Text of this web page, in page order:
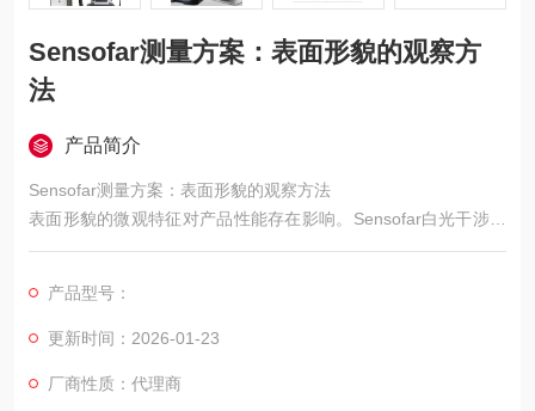
Sensofar测量方案：表面形貌的观察方
法
产品简介
Sensofar测量方案：表面形貌的观察方法
表面形貌的微观特征对产品性能存在影响。Sensofar白光干涉共
聚焦显微镜通过非接触方式，为表面三维测量提供了一种观察方
产品型号：
更新时间：2026-01-23
厂商性质：代理商